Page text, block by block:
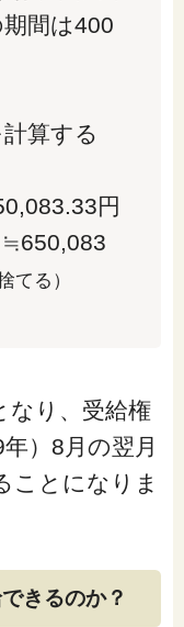
間は400
算する
円
てる）
り、受給権
）8月の翌月
ことになりま
きるのか？